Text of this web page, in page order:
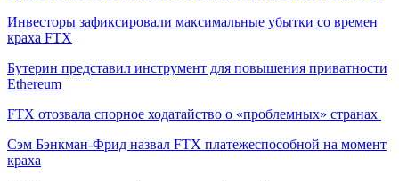
Инвесторы зафиксировали максимальные убытки со времен
краха FTX
Бутерин представил инструмент для повышения приватности
Ethereum
FTX отозвала спорное ходатайство о «проблемных» странах
Сэм Бэнкман-Фрид назвал FTX платежеспособной на момент
краха